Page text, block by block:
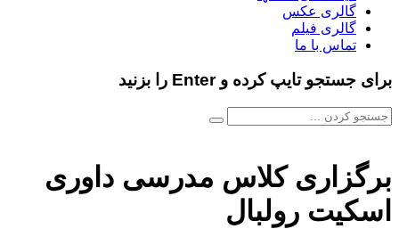
گالری عکس
گالری فیلم
تماس با ما
برای جستجو تایپ کرده و Enter را بزنید
برگزاری کلاس مدرسی داوری
اسکیت رولبال